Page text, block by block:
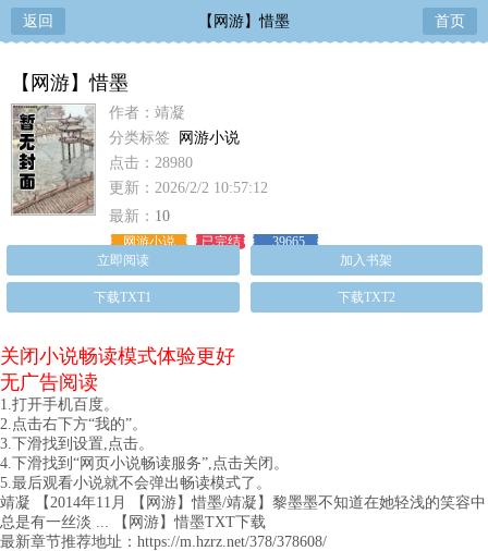
返回 【网游】惜墨 首页
【网游】惜墨
作者：靖凝
分类标签
网游小说
点击：28980
更新：2026/2/2 10:57:12
最新： 10
网游小说 已完结
39665
立即阅读
加入书架
下载TXT1 下载TXT2
关闭小说畅读模式体验更好
无广告阅读
1.打开手机百度。
2.点击右下方“我的”。
3.下滑找到设置,点击。
4.下滑找到“网页小说畅读服务”,点击关闭。
5.最后观看小说就不会弹出畅读模式了。
靖凝 【2014年11月 【网游】惜墨/靖凝】黎墨墨不知道在她轻浅的笑容中
总是有一丝淡 ... 【网游】惜墨TXT下载
最新章节推荐地址：https://m.hzrz.net/378/378608/